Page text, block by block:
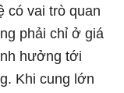
có vai trò quan
phải chỉ ở giá
hưởng tới
Khi cung lớn